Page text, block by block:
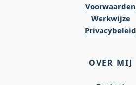
Voorwaarden
Werkwijze
Privacybeleid
OVER MIJ